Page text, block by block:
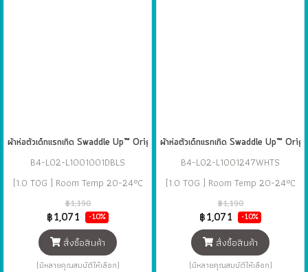
ผ้าห่อตัวเด็กแรกเกิด Swaddle Up™ Original Cotton 1.0 TOG - Dusty แบรนด์
B4-L02-L1001001DBLS
[1.0 TOG ] Room Temp 20-24°C
฿1,190
฿1,071 -10%
สั่งซื้อสินค้า
(มีหลายคุณสมบัติให้เลือก)
ผ้าห่อตัวเด็กแรกเกิด Swaddle Up™
B4-L02-L1001247WHTS
[1.0 TOG ] Room Temp 20-24°C
฿1,190
฿1,071 -10%
สั่งซื้อสินค้า
(มีหลายคุณสมบัติให้เลือก)